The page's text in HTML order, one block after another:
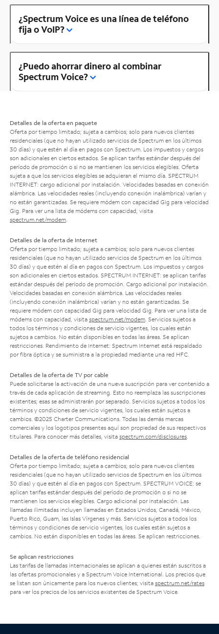
¿Spectrum Voice es una línea de teléfono
fija o VoIP?
¿Puedo ahorrar dinero al combinar
Spectrum Voice?
Detalles de la oferta en paquete
Oferta por tiempo limitado; sujeta a cambios; solo para nuevos clientes
residenciales (que no hayan utilizado servicios de Spectrum en los últimos
30 días) y que estén al día en pagos con Spectrum. Los impuestos y cargos
son adicionales en ciertos estados. Se aplican tarifas estándar después del
período de promoción o si no se mantienen los servicios elegibles. Oferta
sujeta a que los servicios elegibles se adquieran el mismo día. SPECTRUM
INTERNET: cargo adicional por instalación. Velocidades basadas en conexión
alámbrica. Las velocidades reales (incluyendo conexión inalámbrica) varían y
no están garantizadas. Se requiere módem con capacidad Gig para velocidad
Gig. Para ver una lista de módems con capacidad, visita
spectrum.net/modem
Detalles de la oferta de Internet
Oferta por tiempo limitado; sujeta a cambios; solo para nuevos clientes
residenciales (que no hayan utilizado servicios de Spectrum en los últimos
30 días) y que estén al día en pagos con Spectrum. Los impuestos y cargos
son adicionales en ciertos estados. SPECTRUM INTERNET: se aplican tarifas
estándar después del período de promoción. Cargo adicional por instalación.
Velocidades basadas en conexión alámbrica. Las velocidades reales
(incluyendo conexión inalámbrica) varían y no están garantizadas. Se
requiere módem con capacidad Gig para velocidad Gig. Para ver una lista de
módems con capacidad, visita spectrum.net/modem . Servicios sujetos a
todos los términos y condiciones de servicio vigentes, los cuales están
sujetos a cambios. No están disponibles en todas las áreas. Se aplican
restricciones. Rendimiento de Internet: Spectrum Internet está respaldado
por fibra óptica y se suministra a la propiedad mediante una red HFC.
Detalles de la oferta de TV por cable
Puede solicitarse la activación de una nueva suscripción para ver contenido a
través de cada aplicación de streaming. Esto no reemplaza las suscripciones
existentes; esas se administrarán por separado. Servicios sujetos a todos los
términos y condiciones de servicio vigentes, los cuales están sujetos a
cambios. ©2025 Charter Communications. Todas las demás marcas
comerciales y los logotipos presentes aquí son propiedad de sus respectivos
titulares. Para conocer más detalles, visita spectrum.com/disclosures
Detalles de la oferta de teléfono residencial
Oferta por tiempo limitado; sujeta a cambios; solo para nuevos clientes
residenciales (que no hayan utilizado servicios de Spectrum en los últimos
30 días) y que estén al día en pagos con Spectrum. SPECTRUM VOICE: se
aplican tarifas estándar después del período de promoción o si no se
mantienen los servicios elegibles. Cargo adicional por instalación. Las
llamadas ilimitadas incluyen llamadas en Estados Unidos, Canadá, México,
Puerto Rico, Guam, las Islas Vírgenes y más. Servicios sujetos a todos los
términos y condiciones de servicio vigentes, los cuales están sujetos a
cambios. No están disponibles en todas las áreas. Se aplican restricciones.
Se aplican restricciones
Las tarifas de llamadas internacionales se aplican a quienes están suscritos a
las ofertas promocionales y a Spectrum Voice International. Los precios que
se listan son únicamente para los nuevos clientes; visita spectrum.net/rates
para ver los precios de los servicios existentes de Spectrum Voice.